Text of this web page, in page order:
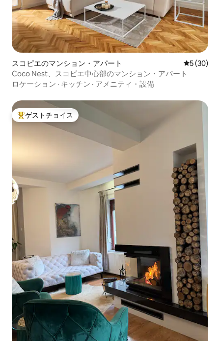
スコピエのマンション・アパート レビュー
5 (30)
Coco Nest、スコピエ中心部のマンション・アパート
ロケーション · キッチン · アメニティ・設備
大好評のゲストチョイスです。
ゲストチョイス